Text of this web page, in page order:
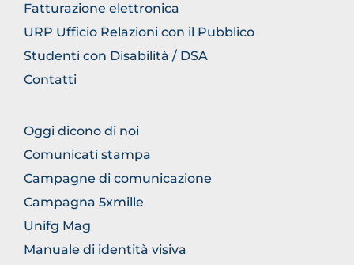
Fatturazione elettronica
URP Ufficio Relazioni con il Pubblico
Studenti con Disabilità / DSA
Contatti
FOOTER
COMUNICAZIONE
Oggi dicono di noi
Comunicati stampa
Campagne di comunicazione
Campagna 5xmille
Unifg Mag
Manuale di identità visiva